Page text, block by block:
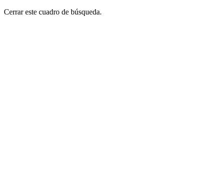
Cerrar este cuadro de búsqueda.